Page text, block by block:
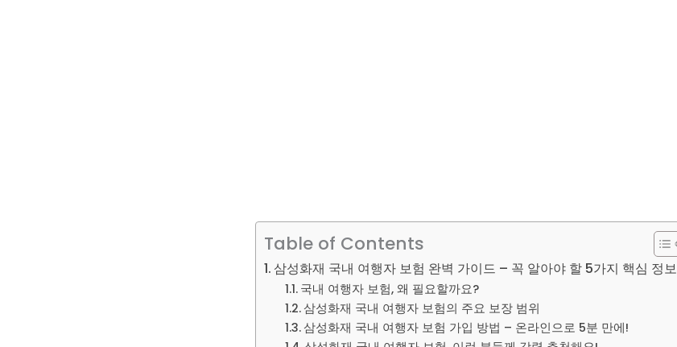
Table of Contents
삼성화재 국내 여행자 보험 완벽 가이드 – 꼭 알아야 할 5가지 핵심 정보
국내 여행자 보험, 왜 필요할까요?
삼성화재 국내 여행자 보험의 주요 보장 범위
삼성화재 국내 여행자 보험 가입 방법 – 온라인으로 5분 만에!